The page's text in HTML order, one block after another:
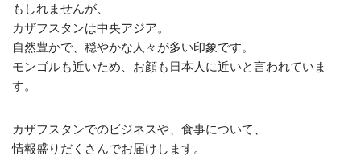
もしれませんが、
カザフスタンは中央アジア。
自然豊かで、穏やかな人々が多い印象です。
モンゴルも近いため、お顔も日本人に近いと言われていま
す。
カザフスタンでのビジネスや、食事について、
情報盛りだくさんでお届けします。